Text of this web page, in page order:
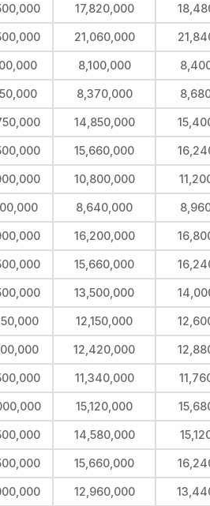
17,820,000
21,060,000
8,100,000
8,370,000
14,850,000
15,660,000
10,800,000
8,640,000
16,200,000
15,660,000
13,500,000
12,150,000
12,420,000
11,340,000
15,120,000
14,580,000
15,660,000
12,960,000